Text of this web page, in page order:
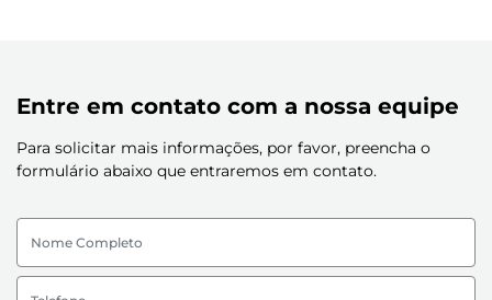
Entre em contato com a nossa equipe
Para solicitar mais informações, por favor, preencha o
formulário abaixo que entraremos em contato.